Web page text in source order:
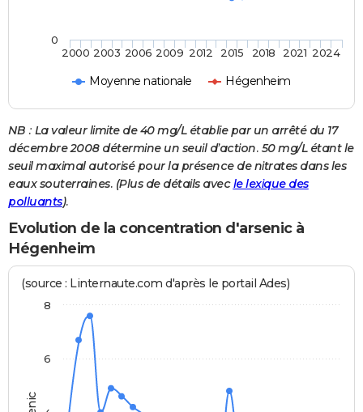
Moyenne nationale Hégenheim
2000 2003 2006 2009 2012 2015 2018 2021 2024
0
NB : La valeur limite de 40 mg/L établie par un arrêté du 17
décembre 2008 détermine un seuil d’action. 50 mg/L étant le
seuil maximal autorisé pour la présence de nitrates dans les
eaux souterraines. (Plus de détails avecle lexique des
polluants).
Evolution de la concentration d'arsenic à
Hégenheim
(source : Linternaute.com d'après le portail Ades)
6
8